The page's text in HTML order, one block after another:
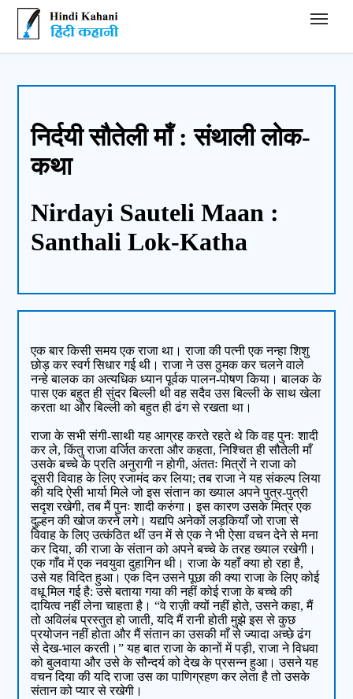
Hindi Kahani - हिंदी कहानी
निर्दयी सौतेली माँ : संथाली लोक-
कथा
Nirdayi Sauteli Maan :
Santhali Lok-Katha
एक बार किसी समय एक राजा था। राजा की पत्नी एक नन्हा शिशु
छोड़ कर स्वर्ग सिधार गई थी। राजा ने उस ठुमक कर चलने वाले
नन्हे बालक का अत्यधिक ध्यान पूर्वक पालन-पोषण किया। बालक के
पास एक बहुत ही सुंदर बिल्ली थी वह सदैव उस बिल्ली के साथ खेला
करता था और बिल्ली को बहुत ही ढंग से रखता था।
राजा के सभी संगी-साथी यह आग्रह करते रहते थे कि वह पुनः शादी
कर ले, किंतु राजा वर्जित करता और कहता, निश्चित ही सौतेली माँ
उसके बच्चे के प्रति अनुरागी न होगी, अंततः मित्रों ने राजा को
दूसरी विवाह के लिए रजामंद कर लिया; तब राजा ने यह संकल्प लिया
की यदि ऐसी भार्या मिले जो इस संतान का ख्याल अपने पुत्र-पुत्री
सदृश रखेगी, तब मैं पुनः शादी करुंगा। इस कारण उसके मित्र एक
दुल्हन की खोज करने लगे। यद्यपि अनेकों लड़कियाँ जो राजा से
विवाह के लिए उत्कंठित थीं उन में से एक ने भी ऐसा वचन देने से मना
कर दिया, की राजा के संतान को अपने बच्चे के तरह ख्याल रखेगी।
एक गाँव में एक नवयुवा दुहागिन थी। राजा के यहाँ क्या हो रहा है,
उसे यह विदित हुआ। एक दिन उसने पूछा की क्या राजा के लिए कोई
वधू मिल गई है: उसे बताया गया की नहीं कोई राजा के बच्चे की
दायित्व नहीं लेना चाहता है। “वे राज़ी क्यों नहीं होते, उसने कहा, मैं
तो अविलंब प्रस्तुत हो जाती, यदि मैं रानी होती मुझे इस से कुछ
प्रयोजन नहीं होता और मैं संतान का उसकी माँ से ज्यादा अच्छे ढंग
से देख-भाल करती।” यह बात राजा के कानों में पड़ी, राजा ने विधवा
को बुलवाया और उसे के सौन्दर्य को देख के प्रसन्न हुआ। उसने यह
वचन दिया की यदि राजा उस का पाणिग्रहण कर लेता है तो उसके
संतान को प्यार से रखेगी।